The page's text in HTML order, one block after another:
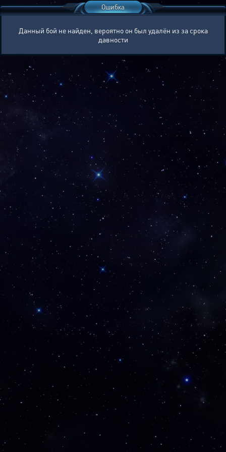
Ошибка
Данный бой не найден, вероятно он был удалён из за срока
давности